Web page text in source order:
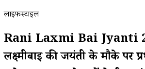
लाइफस्टाइल
Rani Laxmi Bai Jyanti
लक्ष्मीबाई की जयंती के मौके पर